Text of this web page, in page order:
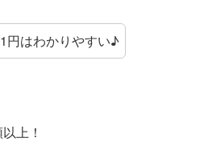
円はわかりやすい♪
上！